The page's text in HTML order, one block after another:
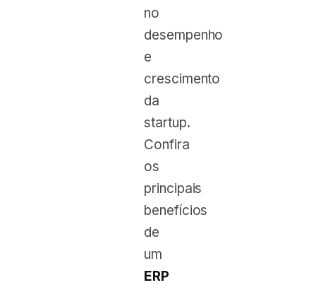
no
desempenho
e
crescimento
da
startup.
Confira
os
principais
benefícios
de
um
ERP